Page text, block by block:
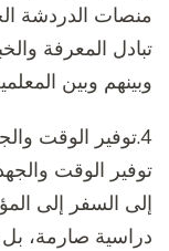
منصات الدردشة
تبادل المعرفة
وبينهم وبين
4.توفير الوقت
توفير الوقت
إلى السفر إلى
دراسية صارمة،